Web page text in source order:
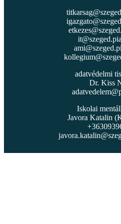
adatvédelmi
Dr. Kiss
Iskolai
Javora Katalin